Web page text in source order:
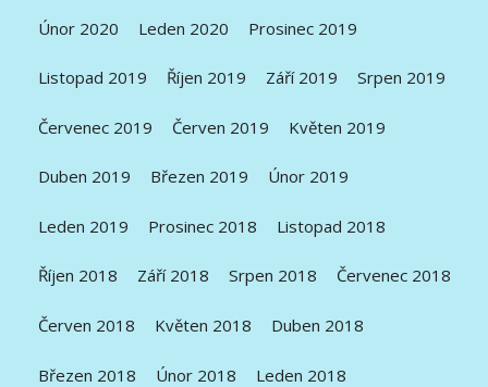
Únor 2020 Leden 2020 Prosinec 2019
Listopad 2019 Říjen 2019 Září 2019 Srpen 2019
Červenec 2019 Červen 2019 Květen 2019
Duben 2019 Březen 2019 Únor 2019
Leden 2019 Prosinec 2018 Listopad 2018
Říjen 2018 Září 2018 Srpen 2018 Červenec 2018
Červen 2018 Květen 2018 Duben 2018
Březen 2018 Únor 2018 Leden 2018